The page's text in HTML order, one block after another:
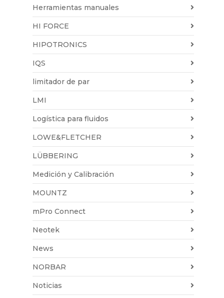
Herramientas manuales
HI FORCE
HIPOTRONICS
IQS
limitador de par
LMI
Logística para fluidos
LOWE&FLETCHER
LÜBBERING
Medición y Calibración
MOUNTZ
mPro Connect
Neotek
News
NORBAR
Noticias